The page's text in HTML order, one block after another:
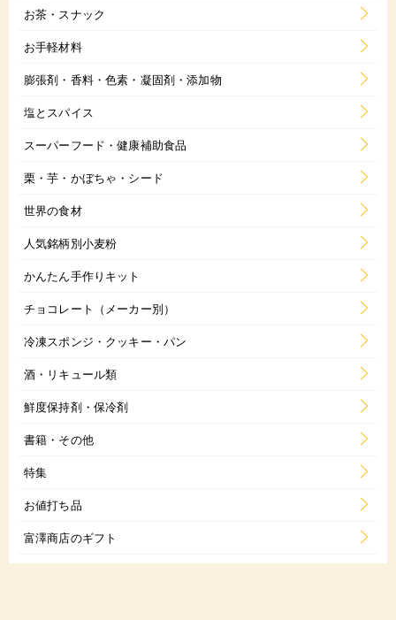
お茶・スナック
お手軽材料
膨張剤・香料・色素・凝固剤・添加物
塩とスパイス
スーパーフード・健康補助食品
栗・芋・かぼちゃ・シード
世界の食材
人気銘柄別小麦粉
かんたん手作りキット
チョコレート（メーカー別）
冷凍スポンジ・クッキー・パン
酒・リキュール類
鮮度保持剤・保冷剤
書籍・その他
特集
お値打ち品
富澤商店のギフト